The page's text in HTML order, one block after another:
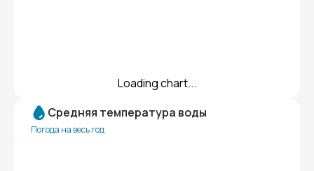
Loading chart...
Средняя температура воды
Погода на весь год